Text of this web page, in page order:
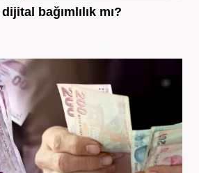
bağımlılık mı?